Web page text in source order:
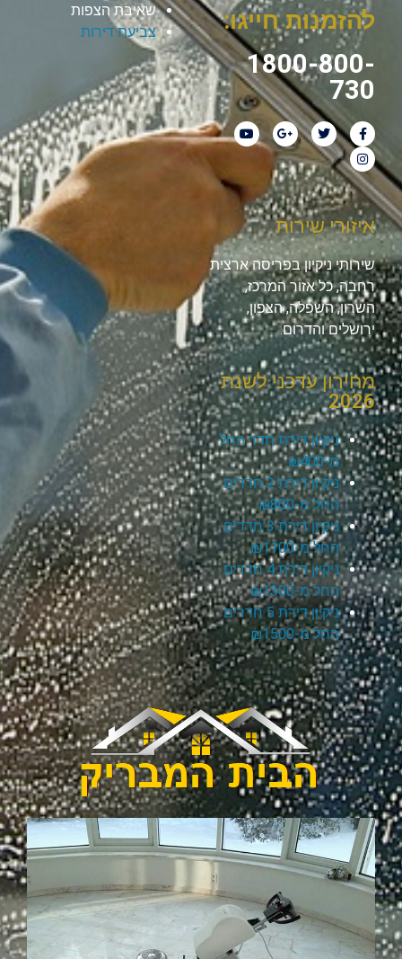
להזמנות חייגו:
1800-800-
730
שאיבת הצפות
צביעת דירות
איזורי שירות
שירותי ניקיון בפריסה ארצית
רחבה, כל אזור המרכז,
השרון, השפלה, הצפון,
ירושלים והדרום.
מחירון עדכני לשנת
2026
ניקיון דירת חדר החל
מ-₪400
ניקיון דירת 2 חדרים
החל מ-₪800
ניקיון דירת 3 חדרים
החל מ-₪1100
ניקיון דירת 4 חדרים
החל מ-₪1300
ניקיון דירת 5 חדרים
החל מ-₪1500